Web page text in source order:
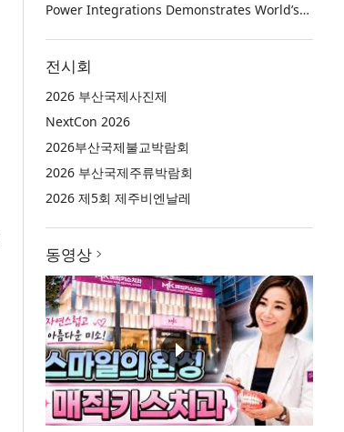
Power Integrations Demonstrates World’s First 2200 V GaN Technology for Next-Era High-Voltage Power Systems
전시회
2026 부산국제사진제
NextCon 2026
2026부산국제불교박람회
2026 부산국제주류박람회
2026 제5회 제주비엔날레
동영상